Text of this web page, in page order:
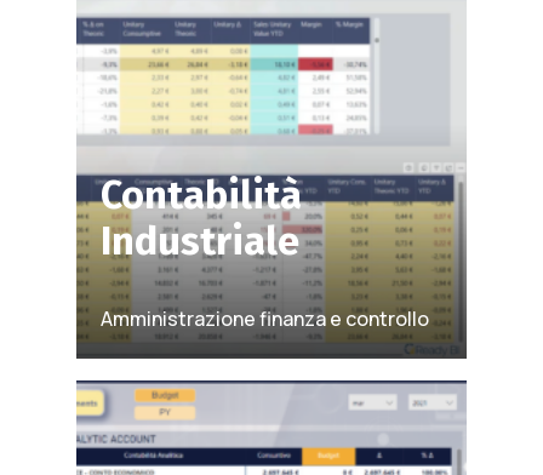
Contabilità
Industriale
Amministrazione finanza e controllo